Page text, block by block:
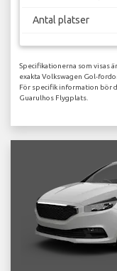
Antal platser
Specifikationerna som visas
exakta Volkswagen Gol-
För specifik information bör
Guarulhos Flygplats.